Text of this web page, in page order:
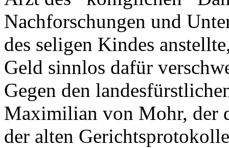
Nachforschungen und
des seligen Kindes
Geld sinnlos dafür
Gegen den
Maximilian von Mohr, der
der alten